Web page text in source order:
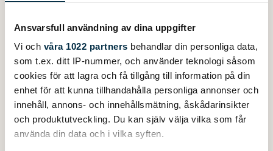
Ansvarsfull användning av dina uppgifter
Vi och våra 1022 partners behandlar din personliga data,
som t.ex. ditt IP-nummer, och använder teknologi såsom
cookies för att lagra och få tillgång till information på din
enhet för att kunna tillhandahålla personliga annonser och
innehåll, annons- och innehållsmätning, åskådarinsikter
och produktutveckling. Du kan själv välja vilka som får
använda din data och i vilka syften.